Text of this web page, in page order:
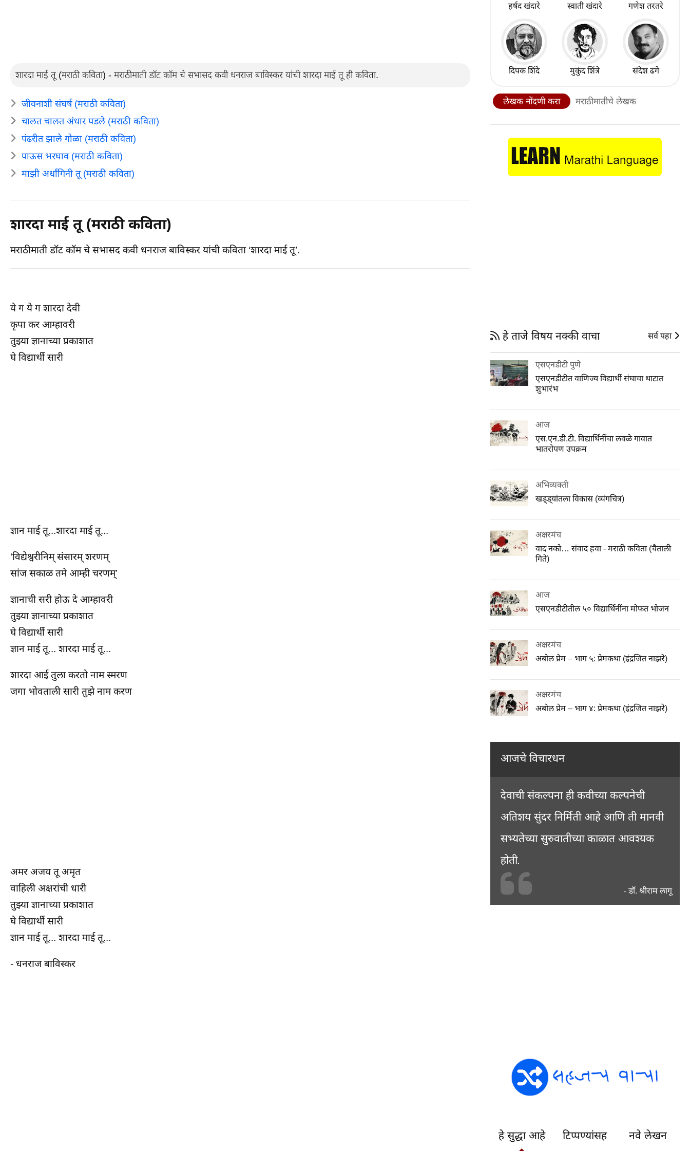
शारदा माई तू (मराठी कविता) - मराठीमाती डॉट कॉम चे सभासद कवी धनराज बाविस्कर यांची शारदा माई तू ही कविता.
जीवनाशी संघर्ष (मराठी कविता)
चालत चालत अंधार पडले (मराठी कविता)
पंढरीत झाले गोळा (मराठी कविता)
पाऊस भरघाव (मराठी कविता)
माझी अर्धांगिनी तू (मराठी कविता)
शारदा माई तू (मराठी कविता)
मराठीमाती डॉट कॉम चे सभासद कवी धनराज बाविस्कर यांची कविता ‘शारदा माई तू’.
ये ग ये ग शारदा देवी
कृपा कर आम्हावरी
तुझ्या ज्ञानाच्या प्रकाशात
घे विद्यार्थी सारी
ज्ञान माई तू...शारदा माई तू...
‘विद्येश्वरीनिम् संसारम् शरणम्
सांज सकाळ तमे आम्ही चरणम्’
ज्ञानाची सरी होऊ दे आम्हावरी
तुझ्या ज्ञानाच्या प्रकाशात
घे विद्यार्थी सारी
ज्ञान माई तू... शारदा माई तू...
शारदा आई तुला करतो नाम स्मरण
जगा भोवताली सारी तुझे नाम करण
अमर अजय तू अमृत
वाहिली अक्षरांची धारी
तुझ्या ज्ञानाच्या प्रकाशात
घे विद्यार्थी सारी
ज्ञान माई तू... शारदा माई तू...
- धनराज बाविस्कर
हर्षद खंदारे स्वाती खंदारे गणेश तरतरे
दिपक शिंदे मुकुंद शिंत्रे संदेश ढगे
लेखक नोंदणी करा मराठीमातीचे लेखक
हे ताजे विषय नक्की वाचा सर्व पहा
एसएनडीटी पुणे
एसएनडीटीत वाणिज्य विद्यार्थी संघाचा थाटात
शुभारंभ
आज
एस.एन.डी.टी. विद्यार्थिनींचा लवळे गावात
भातरोपण उपक्रम
अभिव्यक्ती
खड्ड्यांतला विकास (व्यंगचित्र)
अक्षरमंच
वाद नको… संवाद हवा - मराठी कविता (चैताली
गिते)
आज
एसएनडीटीतील ५० विद्यार्थिनींना मोफत भोजन
अक्षरमंच
अबोल प्रेम – भाग ५: प्रेमकथा (इंद्रजित नाझरे)
अक्षरमंच
अबोल प्रेम – भाग ४: प्रेमकथा (इंद्रजित नाझरे)
आजचे विचारधन
देवाची संकल्पना ही कवीच्या कल्पनेची
अतिशय सुंदर निर्मिती आहे आणि ती मानवी
सभ्यतेच्या सुरुवातीच्या काळात आवश्यक
होती.
- डॉ. श्रीराम लागू
हे सुद्धा आहे टिप्पण्यांसह नवे लेखन